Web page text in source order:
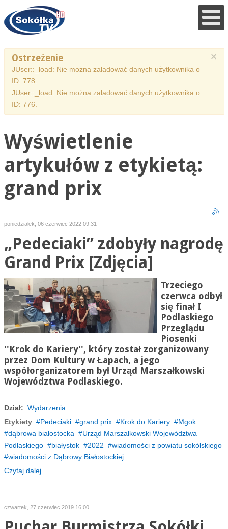
×
Ostrzeżenie
JUser::_load: Nie można załadować danych użytkownika o
ID: 778.
JUser::_load: Nie można załadować danych użytkownika o
ID: 776.
Wyświetlenie
artykułów z etykietą:
grand prix
poniedziałek, 06 czerwiec 2022 09:31
„Pedeciaki” zdobyły nagrodę
Grand Prix [Zdjęcia]
Trzeciego
czerwca odbył
się finał I
Podlaskiego
Przeglądu
Piosenki
''Krok do Kariery'', który został zorganizowany
przez Dom Kultury w Łapach, a jego
współorganizatorem był Urząd Marszałkowski
Województwa Podlaskiego.
Dział: Wydarzenia
Etykiety
Pedeciaki grand prix Krok do Kariery
Mgok
dąbrowa białostocka
Urząd Marszałkowski Województwa
Podlaskiego
białystok 2022
wiadomości z powiatu sokólskiego
wiadomości z Dąbrowy Białostockiej
Czytaj dalej...
czwartek, 27 czerwiec 2019 16:00